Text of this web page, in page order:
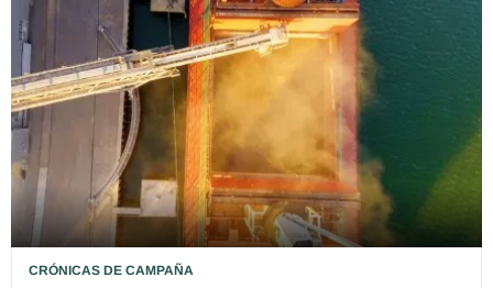
CRÓNICAS DE CAMPAÑA